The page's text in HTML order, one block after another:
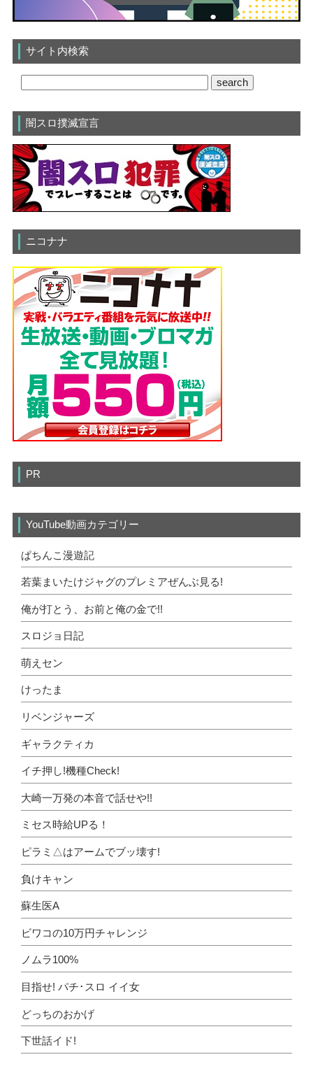
サイト内検索
闇スロ撲滅宣言
ニコナナ
PR
YouTube動画カテゴリー
ぱちんこ漫遊記
若葉まいたけジャグのプレミアぜんぶ見る!
俺が打とう、お前と俺の金で!!
スロジョ日記
萌えセン
けったま
リベンジャーズ
ギャラクティカ
イチ押し!機種Check!
大崎一万発の本音で話せや!!
ミセス時給UPる！
ピラミ△はアームでブッ壊す!
負けキャン
蘇生医A
ビワコの10万円チャレンジ
ノムラ100%
目指せ! パチ･スロ イイ女
どっちのおかげ
下世話イド!